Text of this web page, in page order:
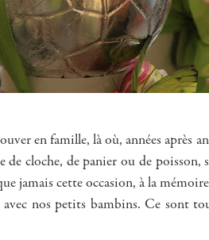
en famille, là où, années après
de cloche, de panier ou de
jamais cette occasion, à la
avec nos petits bambins. Ce sont